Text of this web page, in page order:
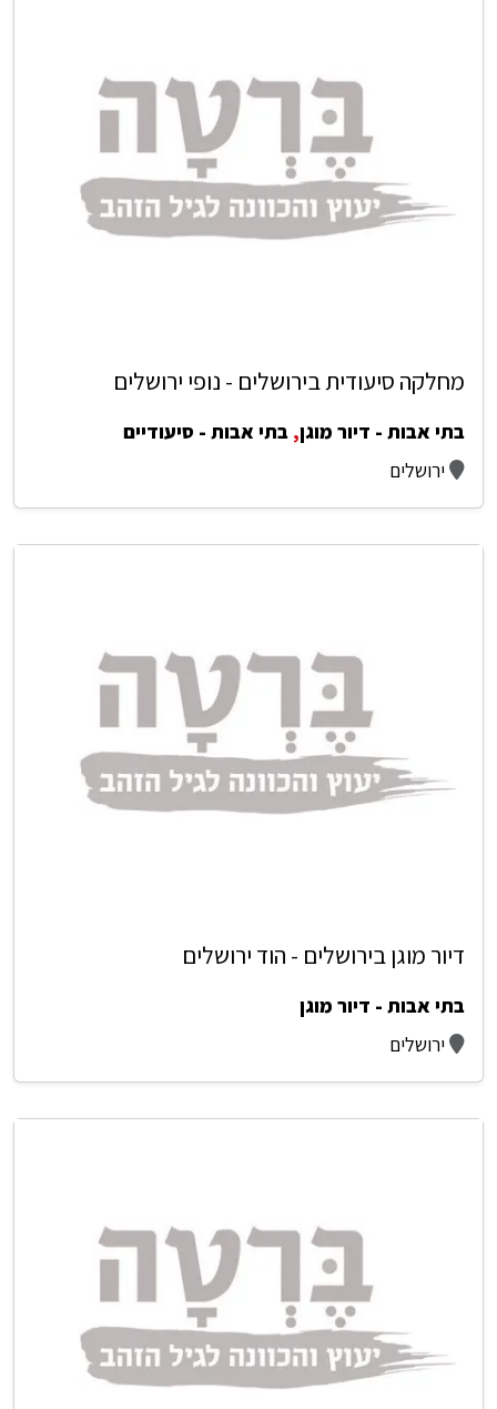
מחלקה סיעודית בירושלים - נופי ירושלים
בתי אבות - דיור מוגן, בתי אבות - סיעודיים
ירושלים
דיור מוגן בירושלים - הוד ירושלים
בתי אבות - דיור מוגן
ירושלים